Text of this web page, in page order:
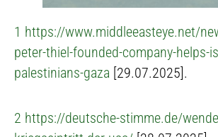
1 https://www.middleeasteye.net/
peter-thiel-founded-company-helps-
palestinians-gaza [29.07.2025].
2 https://deutsche-stimme.de/